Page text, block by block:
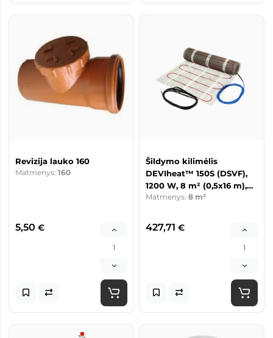
Revizija lauko 160
Matmenys: 160
5,50 €
Šildymo kilimėlis
DEVIheat™ 150S (DSVF),
1200 W, 8 m² (0,5x16 m),
230 V
Matmenys: 8 m²
427,71 €